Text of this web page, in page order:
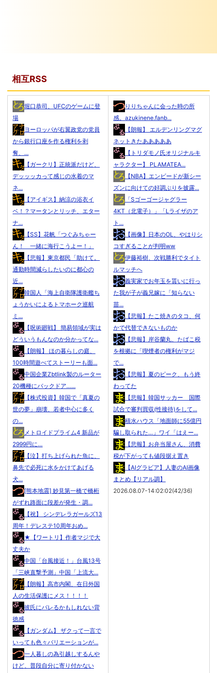
相互RSS
堀口恭司、UFCのゲームに登
場
ヨーロッパが右翼政党の党員
から銀行口座を作る権利を剥
奪、...
【ガークリ】正統派だけど、
デッッッカって感じの水着のマ
ネ...
【アイギス】納涼の浴衣イ
ベ！？マータンとリッチ、エター
ナ...
【SS】花帆「つぐみちゃー
ん！ 一緒に海行こうよー！」
【悲報】東京都民「助けて。
通勤時間減らしたいのに都心の
近...
韓国人「海上自衛隊護衛艦ち
ょうかいによるトマホーク巡航
ミ...
【呪術廻戦】 簡易領域が実は
どういうもんなのか分かってな...
【朗報】 ほの暮らしの庭、
100時間遊べてストーリーも面...
中国企業Zbtlink製のルーター
20機種にバックドア…...
【株式投資】韓国で「真夏の
世の夢」崩壊、若者中心に多く
の...
メトロイドプライム4 新品が
2999円に…
【泣】打ち上げられた魚に、
鼻先で必死に水をかけてあげる
犬...
[熊本地震] 妙見第一橋で橋桁
がずれ路面に段差が発生・調...
【祝】 シンデレラガールズ13
周年！デレステ10周年おめ...
★【ワートリ】作者マジで大
丈夫か
中国「台風接近！」台風13号
「三峡直撃予測」中国「上流大...
【朗報】高市内閣、在日外国
人の生活保護にメス！！！！
彼氏にバレるかもしれない背
徳感
【ガンダム】 ザクって一言で
いっても色々バリエーションが...
一人暮しの為引越しするんや
けど、普段自分に寄り付かない
りりちゃんに会った時の所
感。azukinene.fanb...
【朗報】 エルデンリングマグ
ネットきたあああああ
【トリダモノ氏オリジナルキ
ャラクター】 PLAMATEA...
【NBA】エンビードが新シー
ズンに向けての好調ぶりを披露...
「Sゴーゴージャグラー
4KT（北電子）」「Lライザのア
ト...
【画像】日本のOL、やはりシ
コすぎることが判明ww
伊藤裕樹、次戦勝利でタイト
ルマッチへ
義実家でお年玉を貰いに行っ
た我が子が義兄嫁に「知らない
苗...
【悲報】たこ焼きのタコ、何
かで代替できないものか
【悲報】岸谷蘭丸、たばこ税
を根拠に「喫煙者の権利がマジ
で...
【悲報】夏のピーク、もう終
わってた
【悲報】韓国サッカー 国際
試合で審判買収(性接待)をして...
積水ハウス「地面師に55億円
騙し取られた…」ワイ「はえー...
【悲報】お弁当屋さん、消費
税が下がっても値段据え置き
【AIグラビア】人妻のAI画像
まとめ【リアル調】
2026.08.07-14:02:02(42/36)